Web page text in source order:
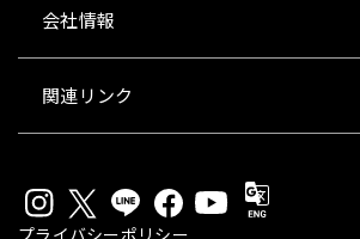
会社情報
関連リンク
プライバシーポリシー